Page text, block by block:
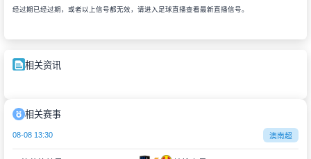
经过期已经过期，或者以上信号都无效，请进入足球直播查看最新直播信号。
相关资讯
相关赛事
08-08 13:30 澳南超